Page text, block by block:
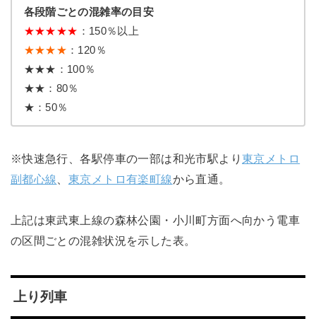
各段階ごとの混雑率の目安
★★★★★ ：150％以上
★★★★ ：120％
★★★：100％
★★：80％
★：50％
※快速急行、各駅停車の一部は和光市駅より東京メトロ
副都心線
東京メトロ有楽町線から直通。
上記は東武東上線の森林公園・小川町方面へ向かう電車
の区間ごとの混雑状況を示した表。
上り列車